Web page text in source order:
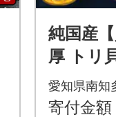
純国産
厚 トリ
枚入り
より
愛知県南知
寄付金額